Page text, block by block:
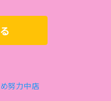
努力中店